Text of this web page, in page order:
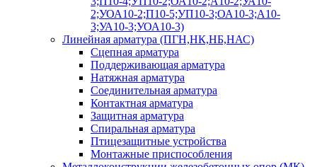
2;УОА10-2;П10-5;УП10-3;ОА10-3;А10-
3;УА10-3;УОА10-3)
Линейная арматура (ПГН,НК,НБ,НАС)
Сцепная арматура
Поддерживающая арматура
Натяжная арматура
Соединительная арматура
Контактная арматура
Защитная арматура
Спиральная арматура
Птицезащитные устройства
Монтажные приспособления